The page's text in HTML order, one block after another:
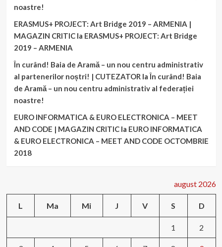
noastre!
ERASMUS+ PROJECT: Art Bridge 2019 – ARMENIA |
MAGAZIN CRITICla ERASMUS+ PROJECT: Art Bridge
2019 – ARMENIA
În curând! Baia de Aramă – un nou centru administrativ
al partenerilor noștri! | CUTEZATOR laÎn curând! Baia
de Aramă – un nou centru administrativ al federației
noastre!
EURO INFORMATICA & EURO ELECTRONICA – MEET
AND CODE | MAGAZIN CRITICla EURO INFORMATICA
& EURO ELECTRONICA – MEET AND CODE OCTOMBRIE
2018
august 2026
L Ma Mi J V S D
1 2